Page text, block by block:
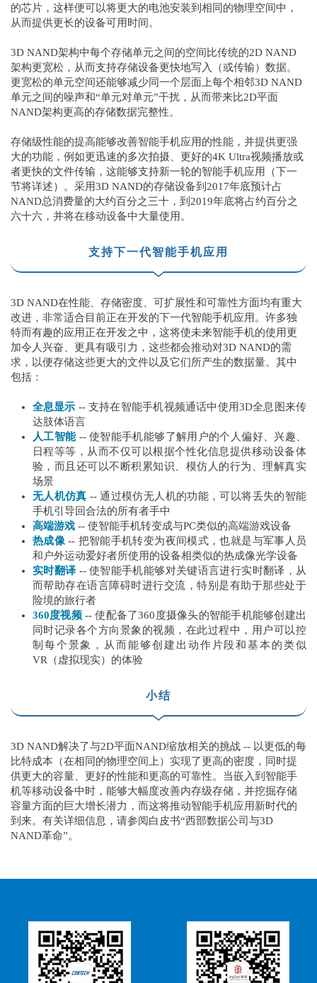
的芯片，这样便可以将更大的电池安装到相同的物理空间中，
从而提供更长的设备可用时间。
3D NAND架构中每个存储单元之间的空间比传统的2D NAND
架构更宽松，从而支持存储设备更快地写入（或传输）数据。
更宽松的单元空间还能够减少同一个层面上每个相邻3D NAND
单元之间的噪声和“单元对单元”干扰，从而带来比2D平面
NAND架构更高的存储数据完整性。
存储级性能的提高能够改善智能手机应用的性能，并提供更强
大的功能，例如更迅速的多次拍摄、更好的4K Ultra视频播放或
者更快的文件传输，这能够支持新一轮的智能手机应用（下一
节将详述）。采用3D NAND的存储设备到2017年底预计占
NAND总消费量的大约百分之三十 ， 到2019年底将占约百分之
六十六 ，并将在移动设备中大量使用。
支持下一代智能手机应用
3D NAND在性能、存储密度、可扩展性和可靠性方面均有重大
改进，非常适合目前正在开发的下一代智能手机应用。许多独
特而有趣的应用正在开发之中，这将使未来智能手机的使用更
加令人兴奋、更具有吸引力，这些都会推动对3D NAND的需
求，以便存储这些更大的文件以及它们所产生的数据量。其中
包括：
全息显示 -- 支持在智能手机视频通话中使用3D全息图来传
达肢体语言
人工智能-- 使智能手机能够了解用户的个人偏好、兴趣、
日程等等，从而不仅可以根据个性化信息提供移动设备体
验，而且还可以不断积累知识、模仿人的行为、理解真实
场景
无人机仿真 -- 通过模仿无人机的功能，可以将丢失的智能
手机引导回合法的所有者手中
高端游戏-- 使智能手机转变成与PC类似的高端游戏设备
热成像 -- 把智能手机转变为夜间模式，也就是与军事人员
和户外运动爱好者所使用的设备相类似的热成像光学设备
实时翻译 -- 使智能手机能够对关键语言进行实时翻译，从
而帮助存在语言障碍时进行交流，特别是有助于那些处于
险境的旅行者
360度视频-- 使配备了360度摄像头的智能手机能够创建出
同时记录各个方向景象的视频，在此过程中，用户可以控
制每个景象，从而能够创建出动作片段和基本的类似
VR（虚拟现实）的体验
小结
3D NAND解决了与2D平面NAND缩放相关的挑战 -- 以更低的每
比特成本（在相同的物理空间上）实现了更高的密度，同时提
供更大的容量、更好的性能和更高的可靠性。当嵌入到智能手
机等移动设备中时，能够大幅度改善内存级存储，并挖掘存储
容量方面的巨大增长潜力，而这将推动智能手机应用新时代的
到来。有关详细信息，请参阅白皮书“西部数据公司与3D
NAND革命”。